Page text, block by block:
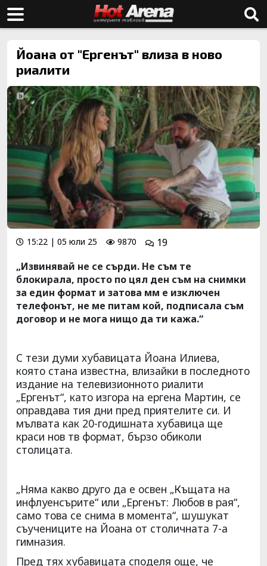
Йоана от "Ергенът" влиза в ново
риалити
15:22 | 05 юли 25 9870
19
„Извинявай не се сърди. Не съм те
блокирала, просто по цял ден съм на снимки
за един формат и затова мм е изключен
телефонът, не ме питам кой, подписала съм
договор и не мога нищо да ти кажа.“
С тези думи хубавицата Йоана Илиева,
която стана известна, влизайки в последното
издание на телевизионното риалити
„Ергенът“, като изгора на ергена Мартин, се
оправдава тия дни пред приятелите си. И
мълвата как 20-годишната хубавица ще
краси нов тв формат, бързо обиколи
столицата.
„Няма какво друго да е освен „Къщата на
инфлуенсърите“ или „Ергенът: Любов в рая“,
само това се снима в момента“, шушукат
съучениците на Йоана от столичната 7-а
гимназия.
Пред тях хубавицата споделя още, че